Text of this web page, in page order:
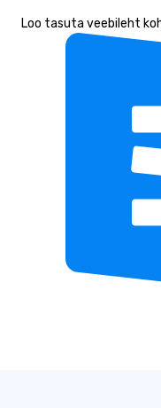
Loo tasuta veebileht